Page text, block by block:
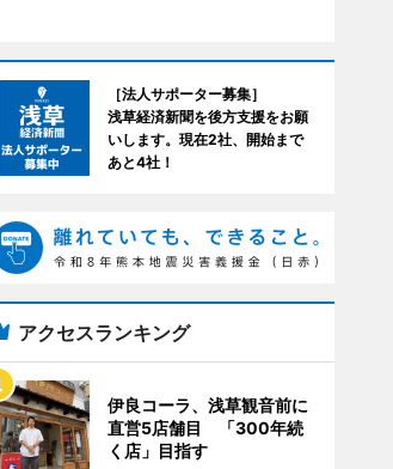
［法人サポーター募集］
浅草経済新聞を後方支援をお願
いします。現在2社、開始まで
あと4社！
アクセスランキング
伊良コーラ、浅草観音前に
直営5店舗目 「300年続
く店」目指す